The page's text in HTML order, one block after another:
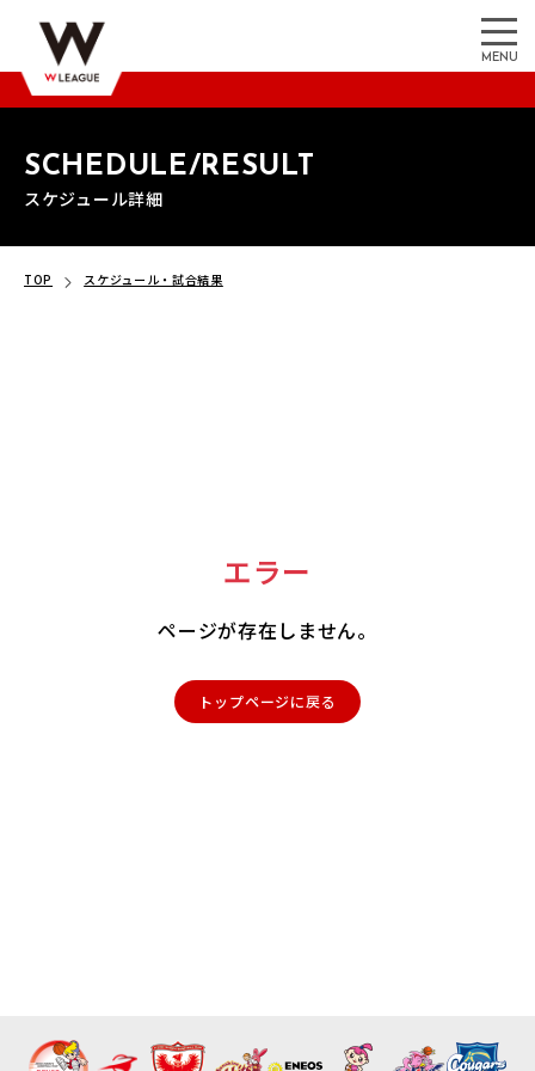
MENU
SCHEDULE/RESULT
スケジュール詳細
TOP スケジュール・試合結果
エラー
ページが存在しません。
トップページに戻る